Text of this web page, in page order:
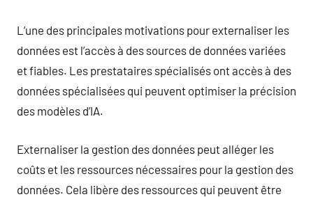
L’une des principales motivations pour externaliser les
données est l’accès à des sources de données variées
et fiables. Les prestataires spécialisés ont accès à des
données spécialisées qui peuvent optimiser la précision
des modèles d’IA.
Externaliser la gestion des données peut alléger les
coûts et les ressources nécessaires pour la gestion des
données. Cela libère des ressources qui peuvent être